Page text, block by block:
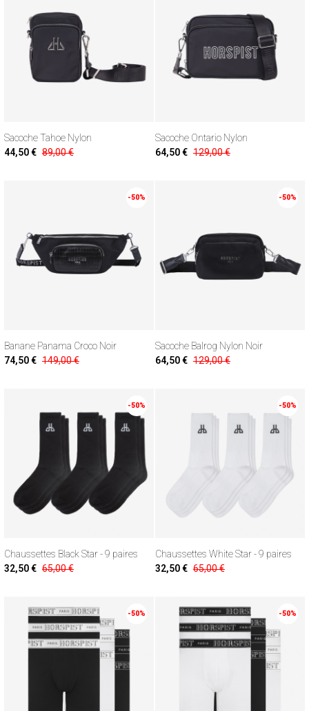
Sacoche Tahoe Nylon
44,50 € 89,00 €
Sacoche Ontario Nylon
64,50 € 129,00 €
-50%
Banane Panama Croco Noir
74,50 € 149,00 €
-50%
Sacoche Balrog Nylon Noir
64,50 € 129,00 €
-50%
Chaussettes Black Star - 9 paires
32,50 € 65,00 €
-50%
Chaussettes White Star - 9 paires
32,50 € 65,00 €
-50% -50%